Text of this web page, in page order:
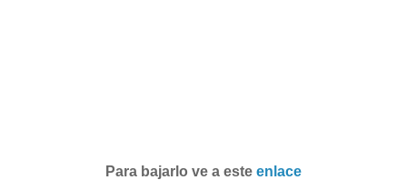
Para bajarlo ve a este enlace